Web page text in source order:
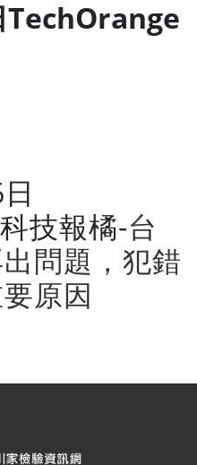
TechOrange
科技報橘-台
問題，犯錯
原因